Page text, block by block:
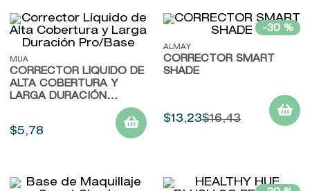
MUA
CORRECTOR LÍQUIDO DE
ALTA COBERTURA Y
LARGA DURACIÓN
$5, 78
-30 %
ALMAY
CORRECTOR SMART
SHADE
$13,23$16,43